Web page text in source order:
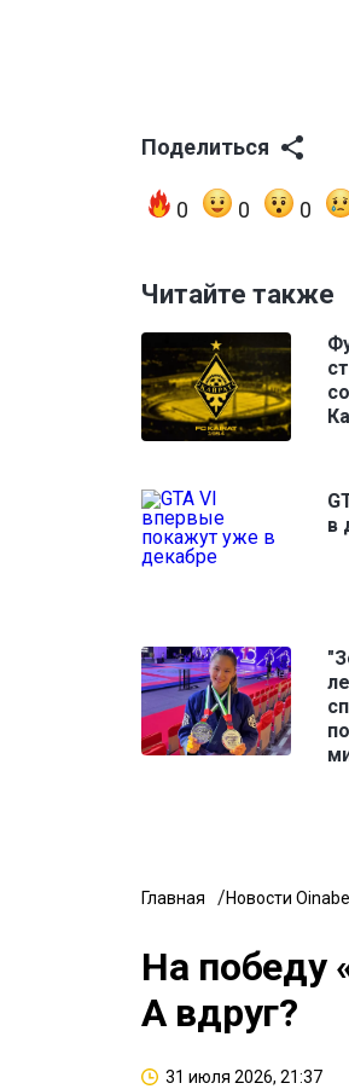
Поделиться
0 0 0
Читайте также
в
Главная Новости
На победу
А вдруг?
31 июля 2026, 21:37